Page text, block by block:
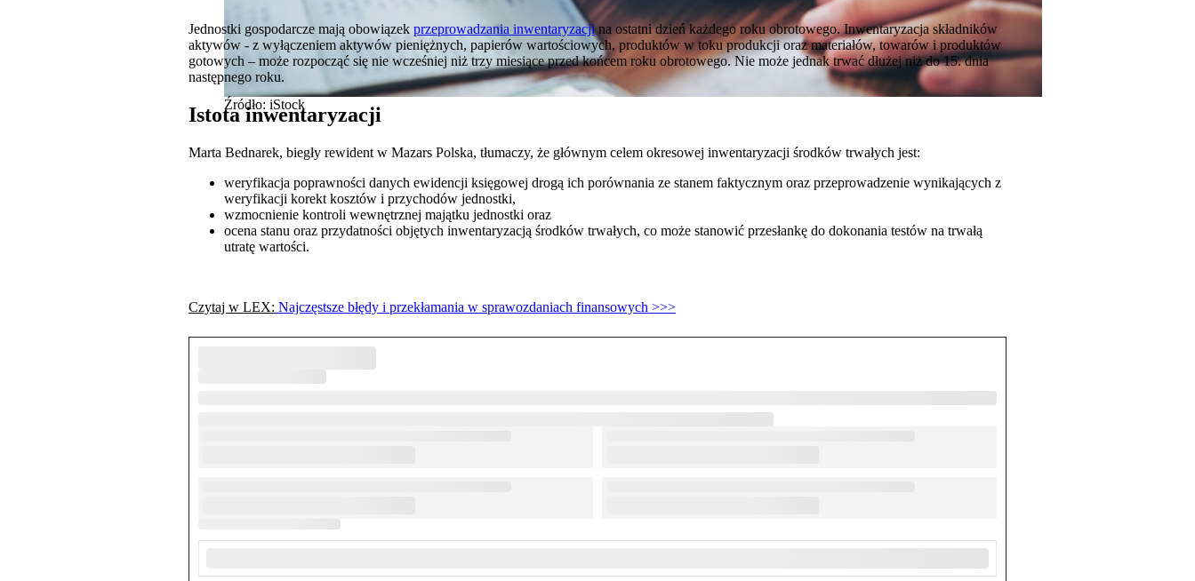
Źródło: iStock
Jednostki gospodarcze mają obowiązek przeprowadzania inwentaryzacjina ostatni dzień każdego roku obrotowego. Inwentaryzacja składników
aktywów - z wyłączeniem aktywów pieniężnych, papierów wartościowych, produktów w toku produkcji oraz materiałów, towarów i produktów
gotowych – może rozpocząć się nie wcześniej niż trzy miesiące przed końcem roku obrotowego. Nie może jednak trwać dłużej niż do 15. dnia
następnego roku.
Istota inwentaryzacji
Marta Bednarek, biegły rewident w Mazars Polska, tłumaczy, że głównym celem okresowej inwentaryzacji środków trwałych jest:
weryfikacja poprawności danych ewidencji księgowej drogą ich porównania ze stanem faktycznym oraz przeprowadzenie wynikających z
weryfikacji korekt kosztów i przychodów jednostki,
wzmocnienie kontroli wewnętrznej majątku jednostki oraz
ocena stanu oraz przydatności objętych inwentaryzacją środków trwałych, co może stanowić przesłankę do dokonania testów na trwałą
utratę wartości.
Czytaj w LEX: Najczęstsze błędy i przekłamania w sprawozdaniach finansowych >>>